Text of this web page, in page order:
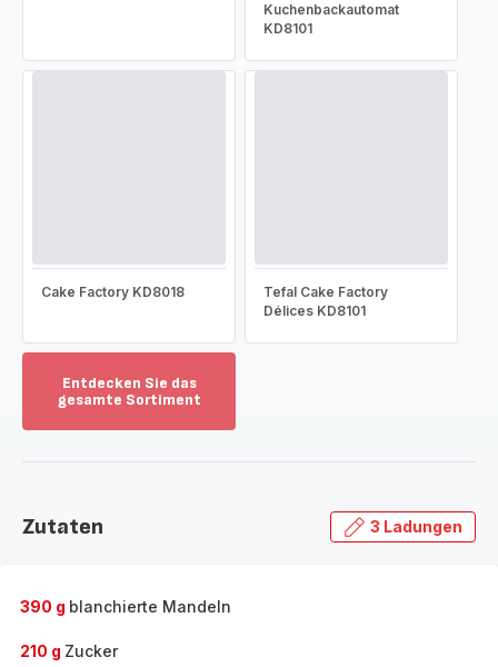
Kuchenbackautomat
KD8101
Cake Factory KD8018
Tefal Cake Factory
Délices KD8101
Entdecken Sie das
gesamte Sortiment
das
Zutaten 3 Ladungen
390 g blanchierte Mandeln
210 g Zucker